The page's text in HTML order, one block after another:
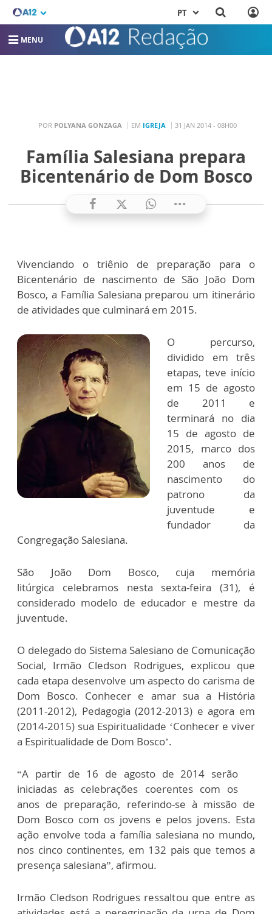
PT
MENU
POR POLYANA GONZAGA EM IGREJA 31 JAN 2014 - 08H00
Família Salesiana prepara
Bicentenário de Dom Bosco
Vivenciando o triênio de preparação para o
Bicentenário de nascimento de São João Dom
Bosco, a Família Salesiana preparou um itinerário
de atividades que culminará em 2015.
O percurso,
dividido em três
etapas, teve início
em 15 de agosto
de 2011 e
terminará no dia
15 de agosto de
2015, marco dos
200 anos de
nascimento do
patrono da
juventude e
fundador da
Congregação Salesiana.
São João Dom Bosco, cuja memória
litúrgica celebramos nesta sexta-feira (31), é
considerado modelo de educador e mestre da
juventude.
O delegado do Sistema Salesiano de Comunicação
Social, Irmão Cledson Rodrigues, explicou que
cada etapa desenvolve um aspecto do carisma de
Dom Bosco. Conhecer e amar sua a História
(2011-2012), Pedagogia (2012-2013) e agora em
(2014-2015) sua Espiritualidade ‘Conhecer e viver
a Espiritualidade de Dom Bosco’.
“A partir de 16 de agosto de 2014 serão
iniciadas as celebrações coerentes com os
anos de preparação, referindo-se à missão de
Dom Bosco com os jovens e pelos jovens. Esta
ação envolve toda a família salesiana no mundo,
nos cinco continentes, em 132 pais que temos a
presença salesiana”, afirmou.
Irmão Cledson Rodrigues ressaltou que entre as